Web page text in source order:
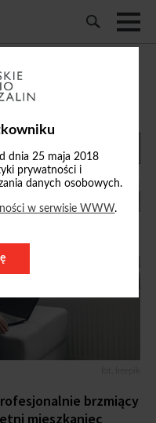
dnia 25 maja 2018
prywatności i
danych osobowych.
w serwisie WWW.
z pieniędzmi.
złotych
brzmiący
mieszkaniec